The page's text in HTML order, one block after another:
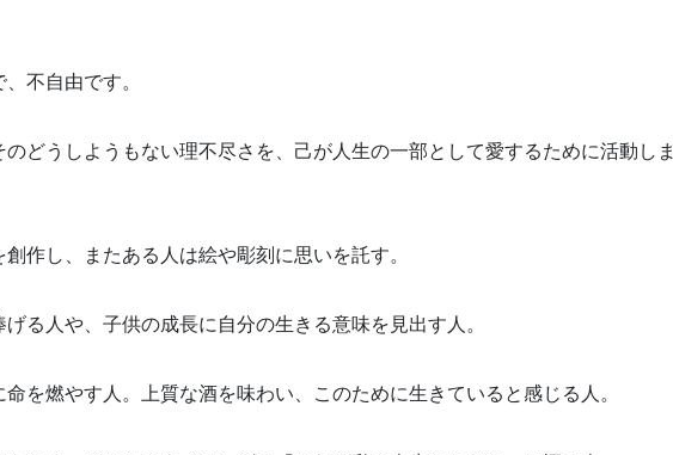
不自由です。
のどうしようもない理不尽さを、己が人生の一部として愛するために活動しま
作し、またある人は絵や彫刻に思いを託す。
る人や、子供の成長に自分の生きる意味を見出す人。
命を燃やす人。上質な酒を味わい、このために生きていると感じる人。